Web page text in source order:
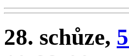
28. schůze,